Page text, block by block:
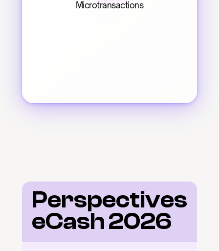
Microtransactions
Perspectives
eCash 2026